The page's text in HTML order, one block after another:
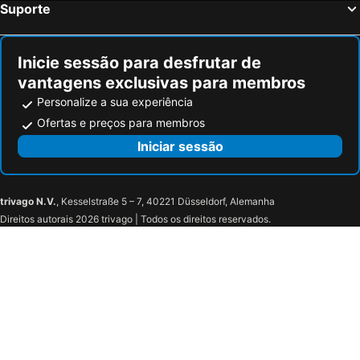
Suporte
Inicie sessão para desfrutar de
vantagens exclusivas para membros
Personalize a sua experiência
Ofertas e preços para membros
Iniciar sessão
trivago N.V., Kesselstraße 5 – 7, 40221 Düsseldorf, Alemanha
Direitos autorais 2026 trivago | Todos os direitos reservados.